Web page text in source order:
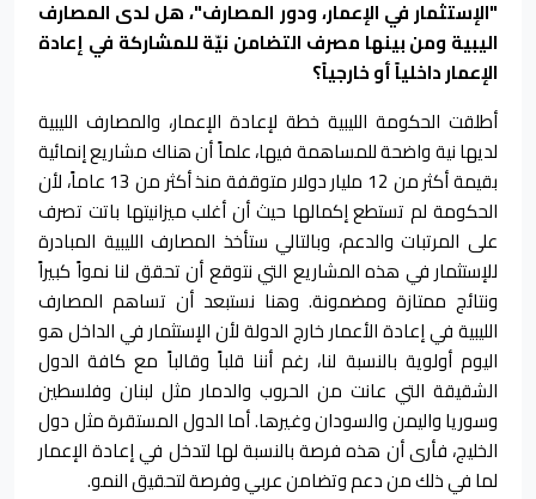
"الإستثمار في الإعمار، ودور المصارف"، هل لدى المصارف
اليبية ومن بينها مصرف التضامن نيّة للمشاركة في إعادة
الإعمار داخلياً أو خارجياً؟
أطلقت الحكومة الليبية خطة لإعادة الإعمار، والمصارف الليبية
لديها نية واضحة للمساهمة فيها، علماً أن هناك مشاريع إنمائية
بقيمة أكثر من 12 مليار دولار متوقفة منذ أكثر من 13 عاماً، لأن
الحكومة لم تستطع إكمالها حيث أن أغلب ميزانيتها باتت تصرف
على المرتبات والدعم، وبالتالي ستأخذ المصارف الليبية المبادرة
للإستثمار في هذه المشاريع التي نتوقع أن تحقق لنا نمواً كبيراً
ونتائج ممتازة ومضمونة. وهنا نستبعد أن تساهم المصارف
الليبية في إعادة الأعمار خارج الدولة لأن الإستثمار في الداخل هو
اليوم أولوية بالنسبة لنا، رغم أننا قلباً وقالباً مع كافة الدول
الشقيقة التي عانت من الحروب والدمار مثل لبنان وفلسطين
وسوريا واليمن والسودان وغيرها. أما الدول المستقرة مثل دول
الخليج، فأرى أن هذه فرصة بالنسبة لها لتدخل في إعادة الإعمار
لما في ذلك من دعم وتضامن عربي وفرصة لتحقيق النمو.